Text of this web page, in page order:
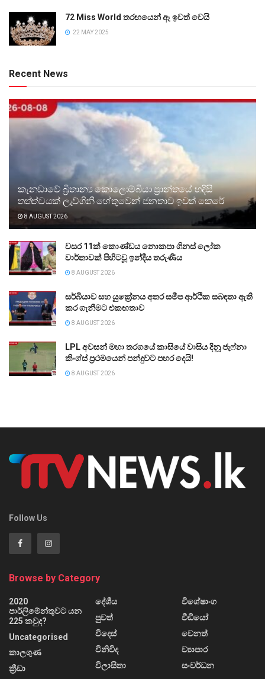
72 Miss World තරඟයෙන් ඈ ඉවත් වෙයි
22 MAY 2025
Recent News
කැනඩාවේ බ්‍රිතාන්‍ය කොලොම්බියා ප්‍රාන්තයේ හදිසි
තත්ත්වයක් ලැව්ගිනි හේතුවෙන් ජනතාව ඉවත් කෙරේ
8 AUGUST 2026
වසර 11ක් කොණ්ඩය නොකපා ගිනස් ලෝක
වාර්තාවක් පිහිටවූ ඉන්දීය තරුණිය
8 AUGUST 2026
සර්බියාව සහ යුක්‍රේනය අතර සමීප ආර්ථික සබඳතා ඇති
කර ගැනීමට එකඟතාව
8 AUGUST 2026
LPL අවසන් මහා තරගයේ කාසියේ වාසිය දිනූ ජැෆ්නා
කිංග්ස් ප්‍රථමයෙන් පන්දුවට පහර දෙයි!
8 AUGUST 2026
Follow Us
Browse by Category
2020
පාර්ලිමේන්තුවට යන
225 කවුද?
Uncategorised
කාලගුණ
ක්‍රීඩා
දේශීය
පුවත්
විදෙස්
විනිවිද
විලාසිතා
විශේෂාංග
වීඩියෝ
වෙනත්
ව්‍යාපාර
සංවර්ධන